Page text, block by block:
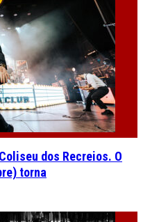
dos Recreios. O
torna